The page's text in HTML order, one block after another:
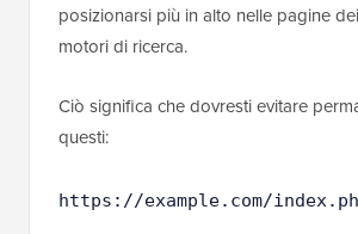
posizionarsi più in alto nelle pagine
motori di ricerca.
Ciò significa che dovresti evitare
questi:
https://example.com/